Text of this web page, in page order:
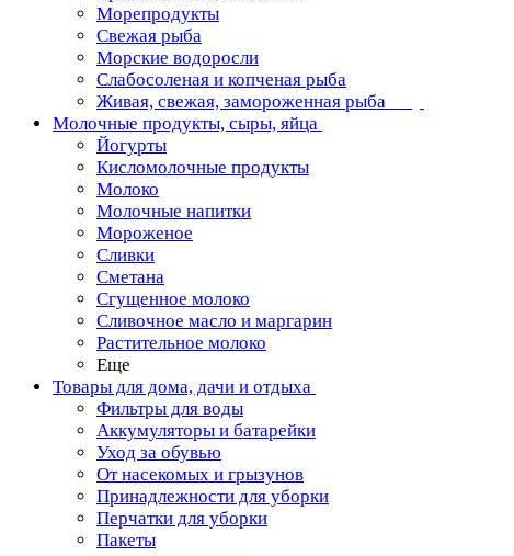
Морепродукты
Свежая рыба
Морские водоросли
Слабосоленая и копченая рыба
Живая, свежая, замороженная рыба
Молочные продукты, сыры, яйца
Йогурты
Кисломолочные продукты
Молоко
Молочные напитки
Мороженое
Сливки
Сметана
Сгущенное молоко
Сливочное масло и маргарин
Растительное молоко
Еще
Товары для дома, дачи и отдыха
Фильтры для воды
Аккумуляторы и батарейки
Уход за обувью
От насекомых и грызунов
Принадлежности для уборки
Перчатки для уборки
Пакеты